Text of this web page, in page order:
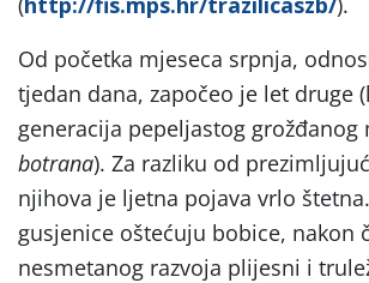
Od početka mjeseca srpnja,
tjedan dana, započeo je let druge
generacija pepeljastog grožđanog
botrana). Za razliku od
njihova je ljetna pojava vrlo
gusjenice oštećuju bobice, nakon
nesmetanog razvoja plijesni i